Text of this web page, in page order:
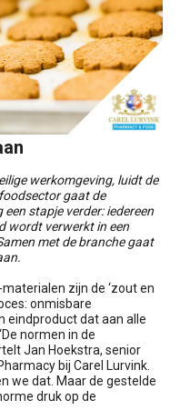
werkomgeving, luidt de
gaat de
stapje verder: iedereen
wordt verwerkt in een
met de branche gaat
zijn de ‘zout en
onmisbare
eindproduct dat aan alle
normen in de
Jan Hoekstra, senior
bij Carel Lurvink.
we dat. Maar de gestelde
druk op de